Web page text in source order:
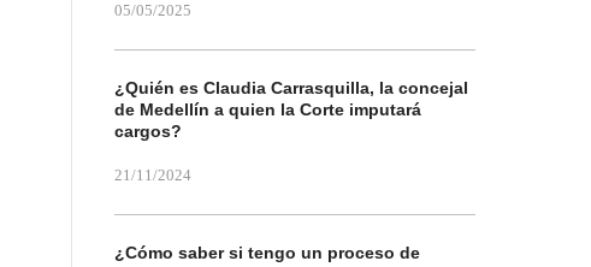
05/05/2025
¿Quién es Claudia Carrasquilla, la concejal
de Medellín a quien la Corte imputará
cargos?
21/11/2024
¿Cómo saber si tengo un proceso de